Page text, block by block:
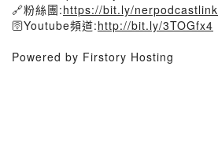
🔗粉絲團:https://bit.ly/nerpodcastlink
🛜Youtube頻道:http://bit.ly/3TOGfx4
Powered by Firstory Hosting